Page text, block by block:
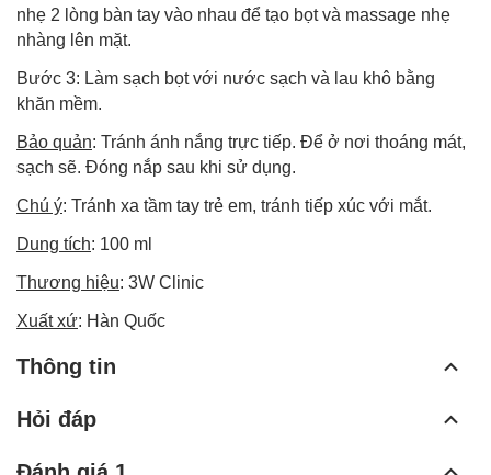
nhẹ 2 lòng bàn tay vào nhau để tạo bọt và massage nhẹ
nhàng lên mặt.
Bước 3: Làm sạch bọt với nước sạch và lau khô bằng
khăn mềm.
Bảo quản: Tránh ánh nắng trực tiếp. Để ở nơi thoáng mát,
sạch sẽ. Đóng nắp sau khi sử dụng.
Chú ý: Tránh xa tầm tay trẻ em, tránh tiếp xúc với mắt.
Dung tích: 100 ml
Thương hiệu: 3W Clinic
Xuất xứ: Hàn Quốc
Thông tin
Hỏi đáp